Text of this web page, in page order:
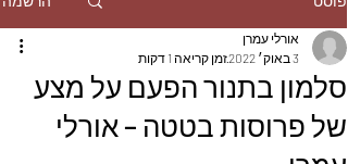
סלמון בתנור הפעם על מצע
של פרוסות בטטה – אורלי
אורלי עמרן
3 באוק׳ 2022
זמן קריאה 1 דקות